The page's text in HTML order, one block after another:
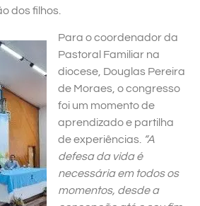
dos filhos.
Para o coordenador da
Pastoral Familiar na
diocese, Douglas Pereira
de Moraes, o congresso
foi um momento de
aprendizado e partilha
de experiências. “A
defesa da vida é
necessária em todos os
momentos, desde a